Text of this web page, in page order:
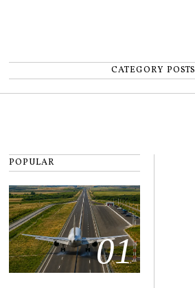
CATEGORY POSTS
POPULAR
01